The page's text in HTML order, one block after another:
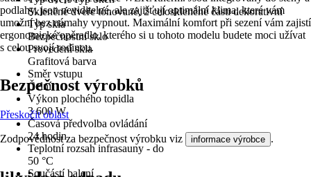
Skleněné dveře tónované, 2 celoskleněné části dekorativní
Typ skla
Bezpečnostní sklo
Provedení skla
Grafitová barva
Směr vstupu
Čelní
Výkon plochého topidla
3 600 W
Časová předvolba ovládání
24 hodin
Teplotní rozsah infrasauny - do
50 °C
Součástí balení
podlahy, jsou neviditelné, ale zajišťují optimální klima, které vám
umožní bez námahy vypnout. Maximální komfort při sezení vám zajistí
ergonomické opěradlo, kterého si u tohoto modelu budete moci užívat
s celou svojí rodinou.
Bezpečnost výrobků
Přeskočit oblast
Zodpovědnost za bezpečnost výrobku viz informace výrobce .